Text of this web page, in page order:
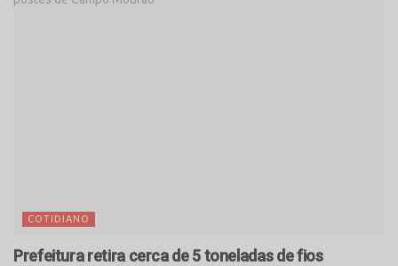
COTIDIANO
Prefeitura retira cerca de 5 toneladas de fios